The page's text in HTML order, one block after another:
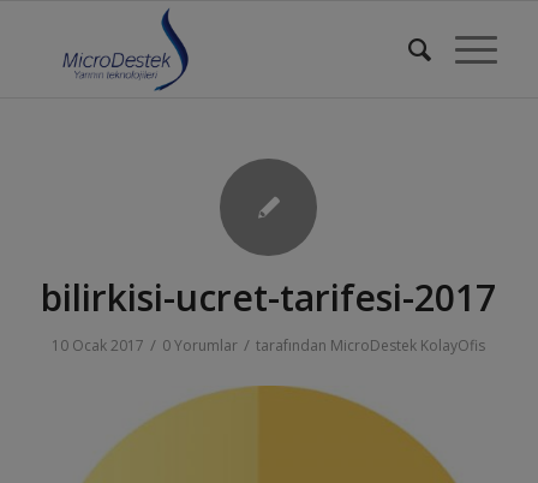
bilirkisi-ucret-tarifesi-2017
10 Ocak 2017 / 0 Yorumlar / tarafından MicroDestek KolayOfis